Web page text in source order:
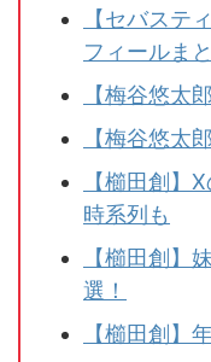
【セバステ
フィールま
【梅谷悠太
【梅谷悠太
【櫛田創】
時系列も
【櫛田創】
選！
【櫛田創】